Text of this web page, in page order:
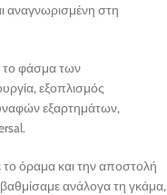
αναγνωρισμένη στη
το φάσμα των
εξοπλισμός
εξαρτημάτων,
όραμα και την αποστολή
ανάλογα τη γκάμα,